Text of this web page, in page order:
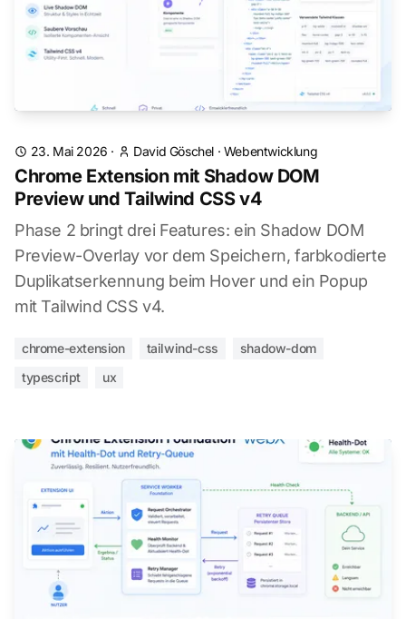
23. Mai 2026 · David Göschel · Webentwicklung
Chrome Extension mit Shadow DOM
Preview und Tailwind CSS v4
Phase 2 bringt drei Features: ein Shadow DOM
Preview-Overlay vor dem Speichern, farbkodierte
Duplikatserkennung beim Hover und ein Popup
mit Tailwind CSS v4.
chrome-extension tailwind-css
shadow-dom
typescript
ux